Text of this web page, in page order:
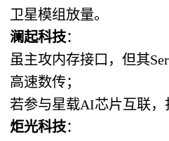
卫星模组放量。
澜起科技：
虽主攻内存接口，但其
高速数传；
若参与星载AI芯片互联，
炬光科技：